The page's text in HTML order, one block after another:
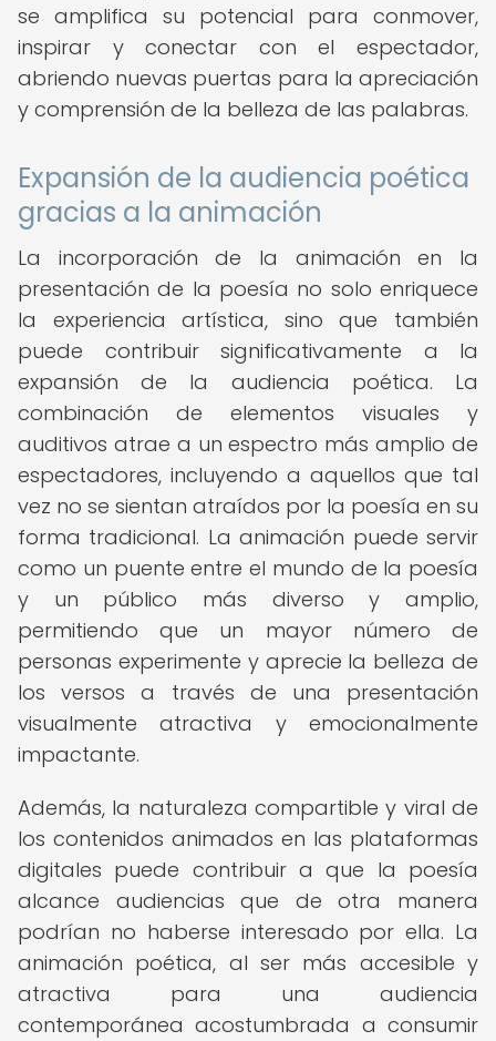
se amplifica su potencial para conmover,
inspirar y conectar con el espectador,
abriendo nuevas puertas para la apreciación
y comprensión de la belleza de las palabras.
Expansión de la audiencia poética
gracias a la animación
La incorporación de la animación en la
presentación de la poesía no solo enriquece
la experiencia artística, sino que también
puede contribuir significativamente a la
expansión de la audiencia poética. La
combinación de elementos visuales y
auditivos atrae a un espectro más amplio de
espectadores, incluyendo a aquellos que tal
vez no se sientan atraídos por la poesía en su
forma tradicional. La animación puede servir
como un puente entre el mundo de la poesía
y un público más diverso y amplio,
permitiendo que un mayor número de
personas experimente y aprecie la belleza de
los versos a través de una presentación
visualmente atractiva y emocionalmente
impactante.
Además, la naturaleza compartible y viral de
los contenidos animados en las plataformas
digitales puede contribuir a que la poesía
alcance audiencias que de otra manera
podrían no haberse interesado por ella. La
animación poética, al ser más accesible y
atractiva para una audiencia
contemporánea acostumbrada a consumir